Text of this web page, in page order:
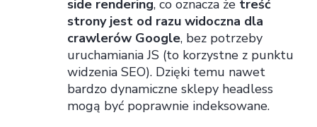
side rendering, co oznacza że treść
strony jest od razu widoczna dla
crawlerów Google, bez potrzeby
uruchamiania JS (to korzystne z punktu
widzenia SEO). Dzięki temu nawet
bardzo dynamiczne sklepy headless
mogą być poprawnie indeksowane.